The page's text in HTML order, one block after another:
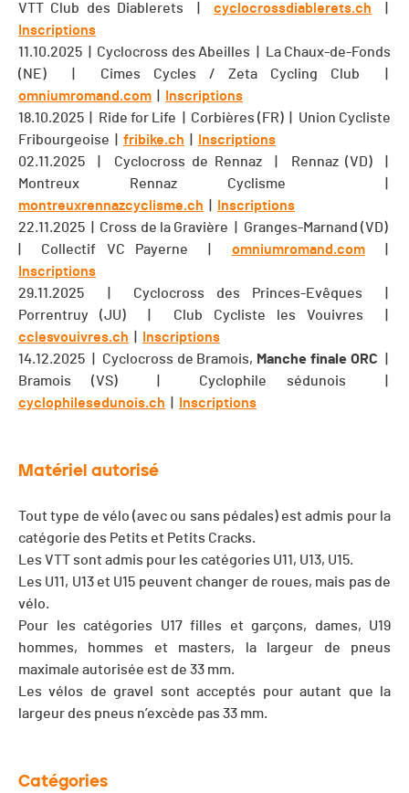
VTT Club des Diablerets |cyclocrossdiablerets.ch
Inscriptions
11.10.2025 | Cyclocross des Abeilles | La Chaux-de-Fonds
(NE) | Cimes Cycles / Zeta Cycling Club |
omniumromand.com
Inscriptions
18.10.2025 | Ride for Life | Corbières (FR) | Union Cycliste
Fribourgeoise | fribike.ch
Inscriptions
02.11.2025 | Cyclocross de Rennaz | Rennaz (VD) |
Montreux Rennaz Cyclisme |
montreuxrennazcyclisme.ch
Inscriptions
22.11.2025 | Cross de la Gravière | Granges-Marnand (VD)
| Collectif VC Payerne | omniumromand.com|
Inscriptions
29.11.2025 | Cyclocross des Princes-Evêques |
Porrentruy (JU) | Club Cycliste les Vouivres |
cclesvouivres.ch
Inscriptions
14.12.2025 | Cyclocross de Bramois, Manche finale ORC
Bramois (VS) | Cyclophile sédunois |
cyclophilesedunois.ch
Inscriptions
Matériel autorisé
Tout type de vélo (avec ou sans pédales) est admis pour la
catégorie des Petits et Petits Cracks.
Les VTT sont admis pour les catégories U11, U13, U15.
Les U11, U13 et U15 peuvent changer de roues, mais pas de
vélo.
Pour les catégories U17 filles et garçons, dames, U19
hommes, hommes et masters, la largeur de pneus
maximale autorisée est de 33 mm.
Les vélos de gravel sont acceptés pour autant que la
largeur des pneus n’excède pas 33 mm.
Catégories